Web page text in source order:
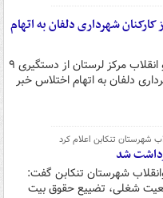
۹ نفر از کارکنان شهرداری دلفان به اتهام
دادستان عمومی و انقلاب مرکز لرستان از دستگیری ۹
دلفان به اتهام اختلاس خبر
شهرستان تنکابن اعلام کرد
شد
شهرستان تنکابن گفت:
شغلی، تضییع حقوق بیت